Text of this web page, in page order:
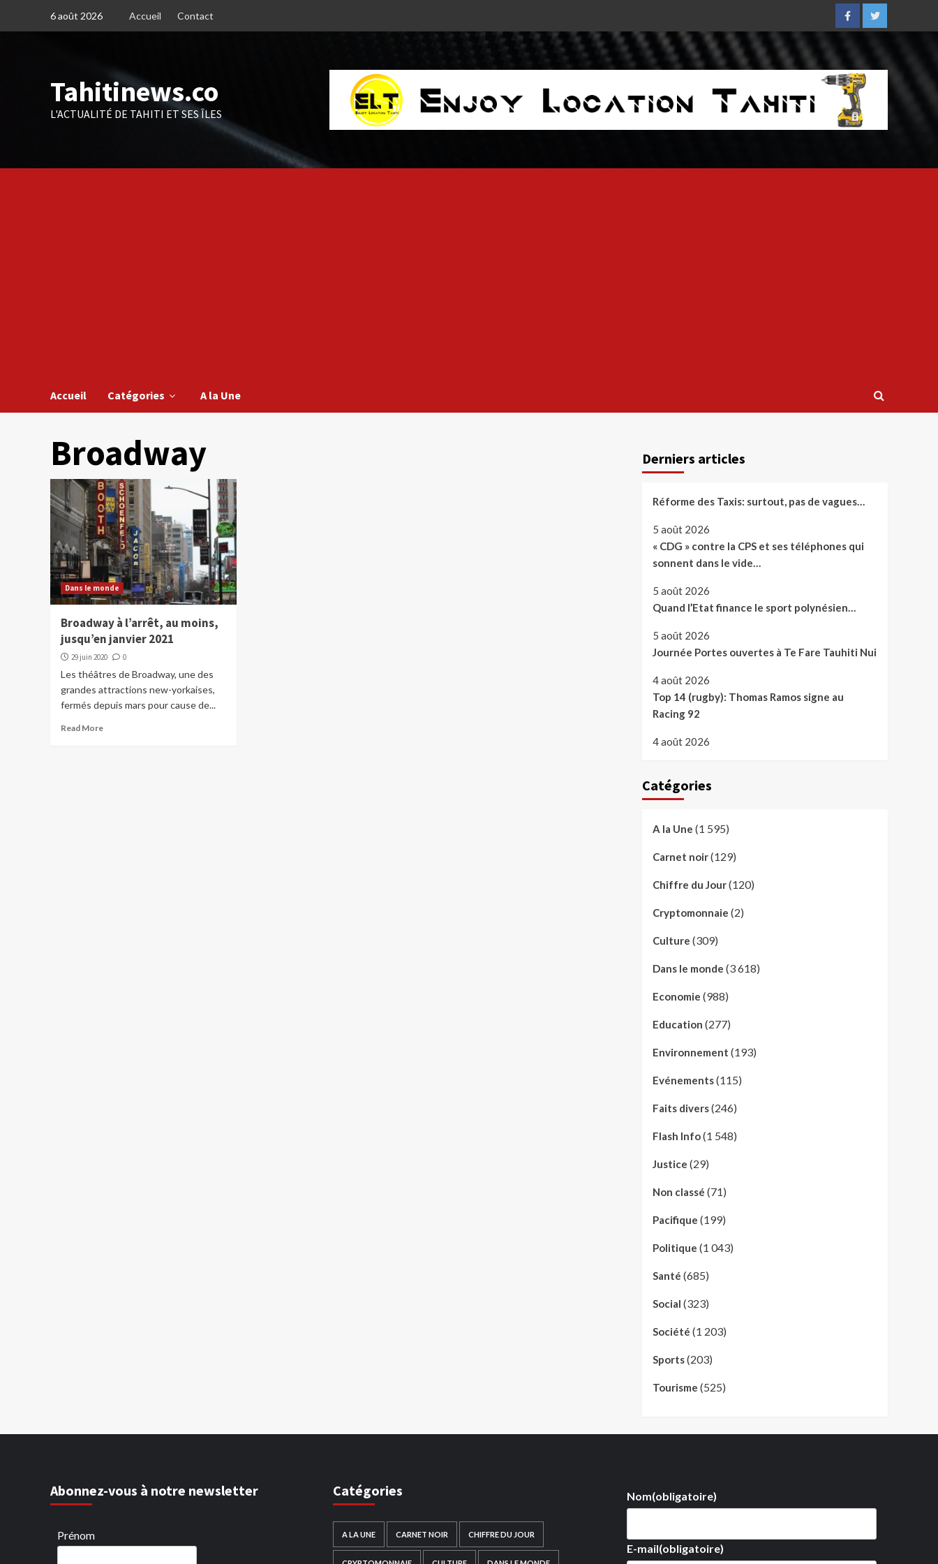
6 août 2026 Accueil Contact
FacebookTwitter
Tahitinews.co
L'ACTUALITÉ DE TAHITI ET SES ÎLES
Accueil Catégories A la Une
Broadway
Dans le monde
Broadway à l’arrêt, au moins,
jusqu’en janvier 2021
29 juin 2020 0
Les théâtres de Broadway, une des
grandes attractions new-yorkaises,
fermés depuis mars pour cause de...
Read More
Derniers articles
Réforme des Taxis: surtout, pas de vagues…
5 août 2026
« CDG » contre la CPS et ses téléphones qui
sonnent dans le vide…
5 août 2026
Quand l’Etat finance le sport polynésien…
5 août 2026
Journée Portes ouvertes à Te Fare Tauhiti Nui
4 août 2026
Top 14 (rugby): Thomas Ramos signe au
Racing 92
4 août 2026
Catégories
A la Une (1 595)
Carnet noir(129)
Chiffre du Jour(120)
Cryptomonnaie (2)
Culture (309)
Dans le monde (3 618)
Economie (988)
Education (277)
Environnement (193)
Evénements(115)
Faits divers(246)
Flash Info(1 548)
Justice (29)
Non classé (71)
Pacifique (199)
Politique (1 043)
Santé (685)
Social (323)
Société (1 203)
Sports(203)
Tourisme (525)
Abonnez-vous à notre newsletter
Prénom
Catégories
A LA UNE CARNET NOIR CHIFFRE DU JOUR
Nom(obligatoire)
E-mail(obligatoire)